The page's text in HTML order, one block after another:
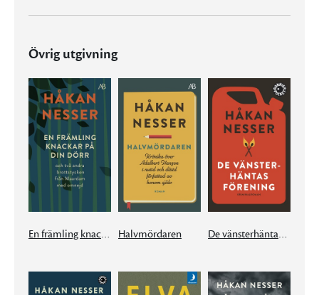
Övrig utgivning
En främling knackar på din dörr Halvmördaren De vänsterhäntas förening